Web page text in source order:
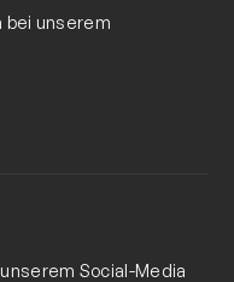
bei unserem
Social-Media